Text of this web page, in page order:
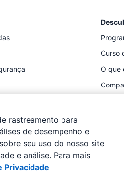
Curso
O que
rastreamento para
de desempenho e
seu uso do nosso site
e análise. Para mais
Privacidade